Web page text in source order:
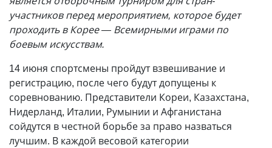
участников перед мероприятием, которое будет
проходить в Корее — Всемирными играми по
боевым искусствам.
14 июня спортсмены пройдут взвешивание и
регистрацию, после чего будут допущены к
соревнованию. Представители Кореи, Казахстана,
Нидерланд, Италии, Румынии и Афганистана
сойдутся в честной борьбе за право назваться
лучшим. В каждой весовой категории